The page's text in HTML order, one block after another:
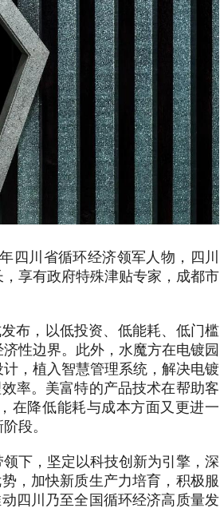
四川省循环经济领军人物，四川
享有政府特殊津贴专家，成都市
布，以低投资、低能耗、低门槛
性边界。此外，水魔方在电镀园
，植入智慧管理系统，解决电镀
率。美富特的产品技术在帮助客
在降低能耗与成本方面又更进一
段。
下，坚定以科技创新为引擎，深
，加快新质生产力培育，积极服
四川乃至全国循环经济高质量发